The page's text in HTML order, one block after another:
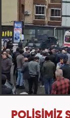
POLİSİMİZ